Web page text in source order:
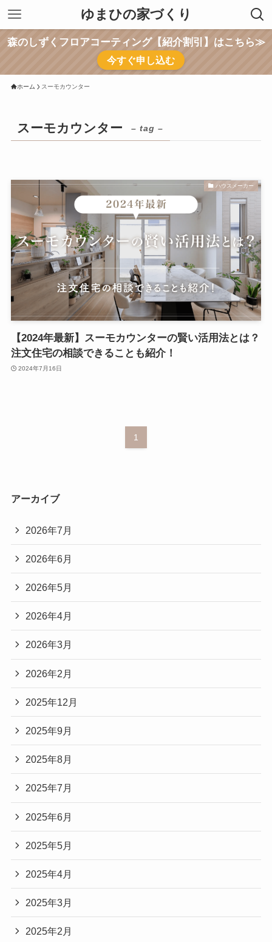
ゆまひの家づくり
森のしずくフロアコーティング【紹介割引】はこちら≫
今すぐ申し込む
ホーム スーモカウンター
スーモカウンター – tag –
ハウスメーカー
【2024年最新】スーモカウンターの賢い活用法とは？
注文住宅の相談できることも紹介！
2024年7月16日
1
アーカイブ
2026年7月
2026年6月
2026年5月
2026年4月
2026年3月
2026年2月
2025年12月
2025年9月
2025年8月
2025年7月
2025年6月
2025年5月
2025年4月
2025年3月
2025年2月